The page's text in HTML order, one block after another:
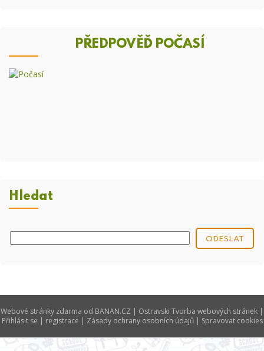
PŘEDPOVĚĎ POČASÍ
Hledat
Webové stránky zdarma od BANAN.CZ | Ostravski Tvorba webových stránek |
Přihlásit se | registrace | Zásady ochrany osobních údajů| Spravovat cookies